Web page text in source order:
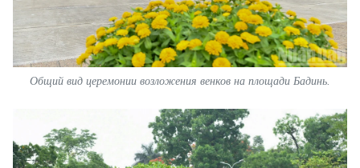
Общий вид церемонии возложения венков на площади Бадинь.